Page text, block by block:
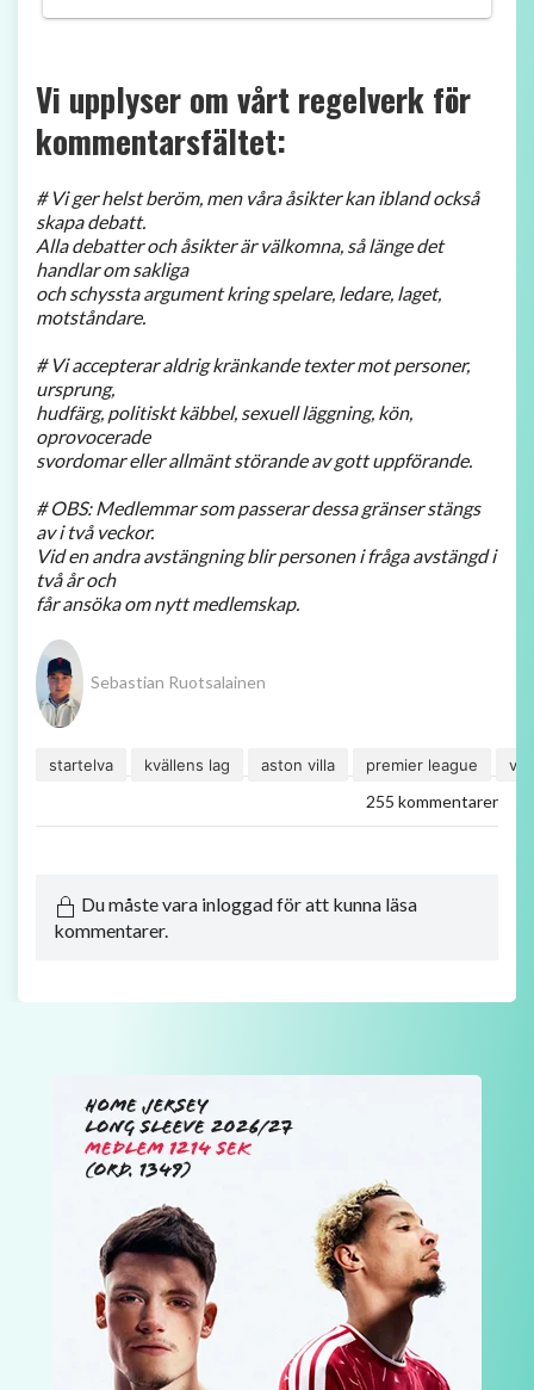
Vi upplyser om vårt regelverk för
kommentarsfältet:
# Vi ger helst beröm, men våra åsikter kan ibland också
skapa debatt.
Alla debatter och åsikter är välkomna, så länge det
handlar om sakliga
och schyssta argument kring spelare, ledare, laget,
motståndare.
# Vi accepterar aldrig kränkande texter mot personer,
ursprung,
hudfärg, politiskt käbbel, sexuell läggning, kön,
oprovocerade
svordomar eller allmänt störande av gott uppförande.
# OBS: Medlemmar som passerar dessa gränser stängs
av i två veckor.
Vid en andra avstängning blir personen i fråga avstängd i
två år och
får ansöka om nytt medlemskap.
Sebastian Ruotsalainen
startelva kvällens lag aston villa premier league
255 kommentarer
Du måste vara inloggad för att kunna läsa
kommentarer.